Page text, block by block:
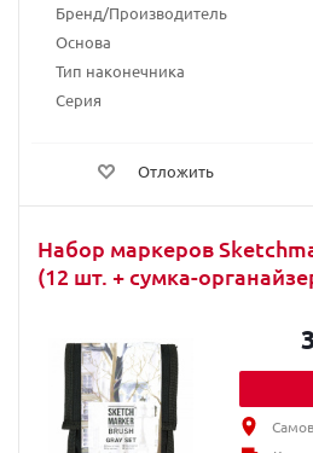
Бренд/Производитель
Основа
Тип наконечника
Серия
Отложить
Набор маркеров
(12 шт. + сумка-